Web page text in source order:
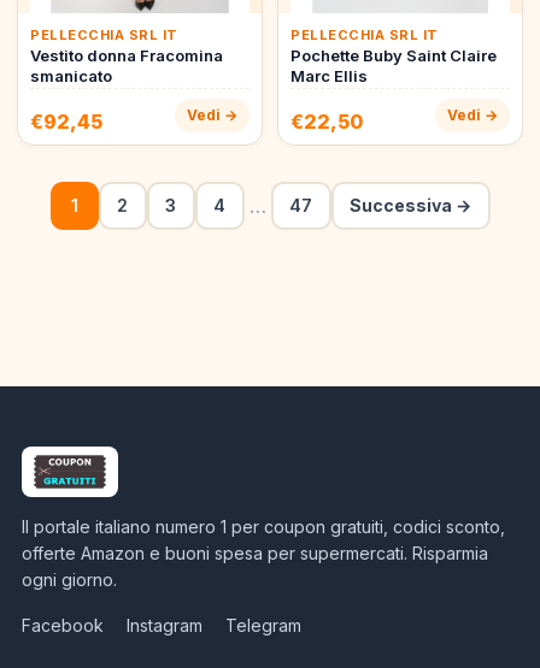
PELLECCHIA SRL IT
Vestito donna Fracomina
smanicato
€92,45 Vedi →
PELLECCHIA SRL IT
Pochette Buby Saint Claire
Marc Ellis
€22,50 Vedi →
1 2 3 4 … 47 Successiva →
Il portale italiano numero 1 per coupon gratuiti, codici sconto,
offerte Amazon e buoni spesa per supermercati. Risparmia
ogni giorno.
Facebook Instagram Telegram